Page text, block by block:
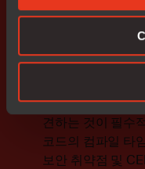
다. 또한 툴체인의
를 통해 개발자는
소스 부족 문제를
정적 코드 분석을
안전이 중요한 애
견하는 것이 필수
코드의 컴파일 타
보안 취약점 및